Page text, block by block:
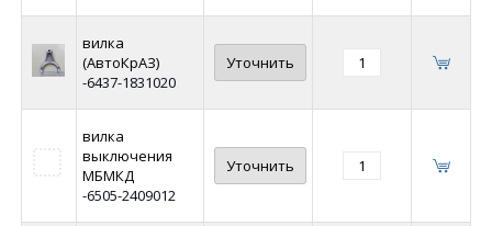
вилка
(АвтоКрАЗ)
-6437-1831020
Уточнить
вилка
выключения
МБМКД
-6505-2409012
Уточнить